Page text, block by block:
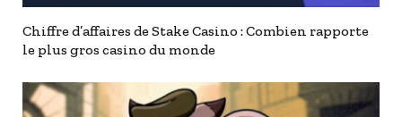
Chiffre d’affaires de Stake Casino : Combien rapporte
le plus gros casino du monde